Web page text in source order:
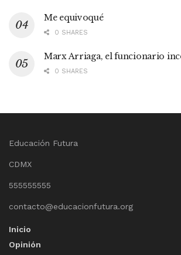
Me equivoqué
0 SHARES
Marx Arriaga, el funcionario
0 SHARES
Educación Futura
CDMX
555555555
contacto@educacionfutura.org
Inicio
Opinión